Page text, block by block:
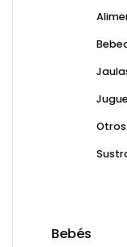
Otros
Bebés